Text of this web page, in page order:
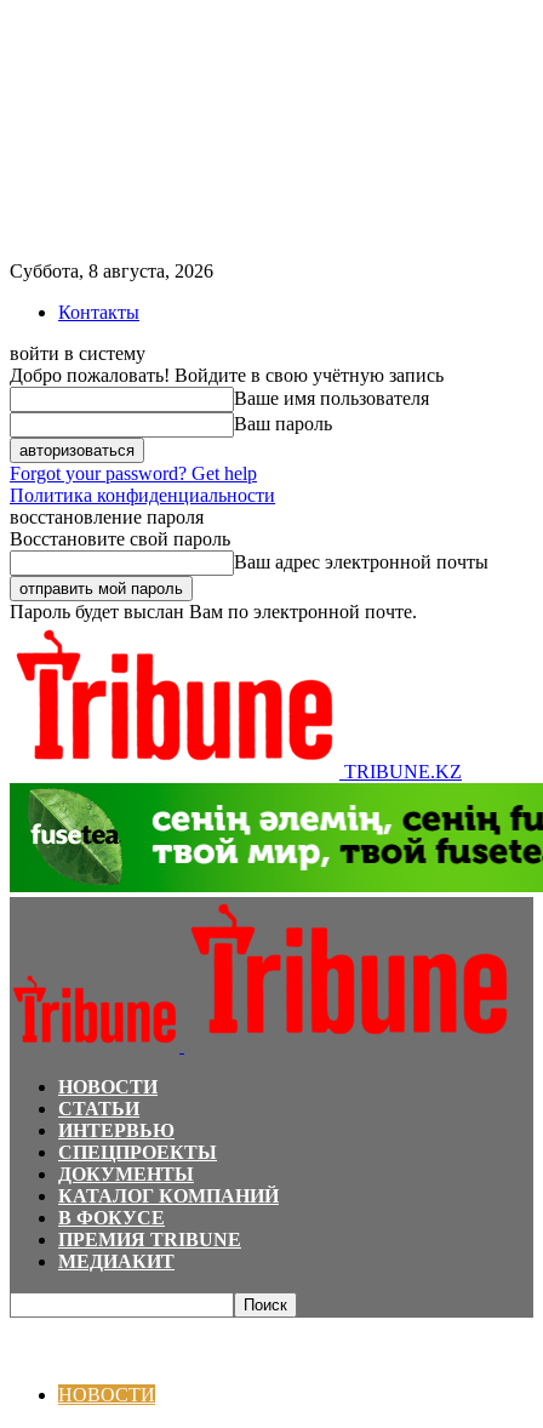
Суббота, 8 августа, 2026
Контакты
войти в систему
Добро пожаловать! Войдите в свою учётную запись
Ваше имя пользователя
Ваш пароль
Forgot your password? Get help
Политика конфиденциальности
восстановление пароля
Восстановите свой пароль
Ваш адрес электронной почты
Пароль будет выслан Вам по электронной почте.
TRIBUNE.KZ
НОВОСТИ
СТАТЬИ
ИНТЕРВЬЮ
СПЕЦПРОЕКТЫ
ДОКУМЕНТЫ
КАТАЛОГ КОМПАНИЙ
В ФОКУСЕ
ПРЕМИЯ TRIBUNE
МЕДИАКИТ
НОВОСТИ